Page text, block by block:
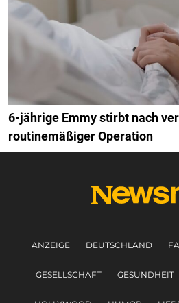
6-jährige Emmy stirbt nach
routinemäßiger Operation
ANZEIGE DEUTSCHLAND
GESELLSCHAFT GESUNDHEIT